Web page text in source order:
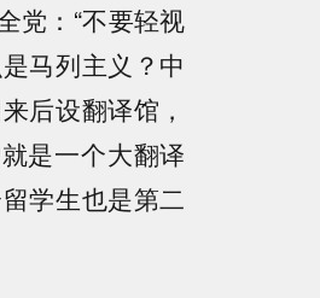
党：“不要轻视
马列主义？中
后设翻译馆，
是一个大翻译
学生也是第二